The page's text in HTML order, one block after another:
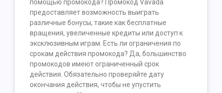
помощью промокода? Промокод Vavada
предоставляет возможность выиграть
различные бонусы, такие как бесплатные
вращения, увеличенные кредиты или доступ к
эксклюзивным играм. Есть ли ограничения по
срокам действия промокода? Да, большинство
промокодов имеют ограниченный срок
действия. Обязательно проверяйте дату
окончания действия, чтобы не упустить